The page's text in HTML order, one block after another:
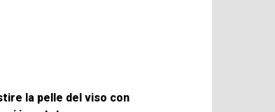
la pelle del viso con